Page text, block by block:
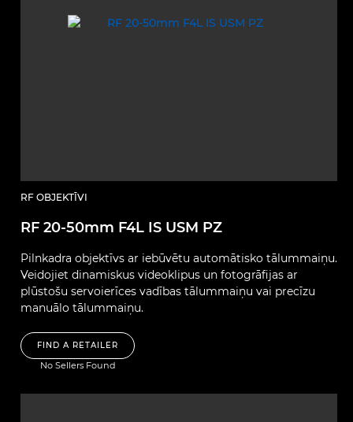
RF OBJEKTĪVI
RF 20-50mm F4L IS USM PZ
Pilnkadra objektīvs ar iebūvētu automātisko tālummaiņu.
Veidojiet dinamiskus videoklipus un fotogrāfijas ar
plūstošu servoierīces vadības tālummaiņu vai precīzu
manuālo tālummaiņu.
FIND A RETAILER
No Sellers Found